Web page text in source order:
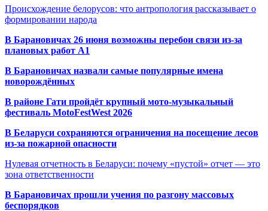
Происхождение белорусов: что антропология рассказывает о
формировании народа
В Барановичах 26 июня возможны перебои связи из-за
плановых работ A1
В Барановичах назвали самые популярные имена
новорождённых
В районе Гати пройдёт крупный мото-музыкальный
фестиваль MotoFestWest 2026
В Беларуси сохраняются ограничения на посещение лесов
из-за пожарной опасности
Нулевая отчетность в Беларуси: почему «пустой» отчет — это
зона ответственности
В Барановичах прошли учения по разгону массовых
беспорядков